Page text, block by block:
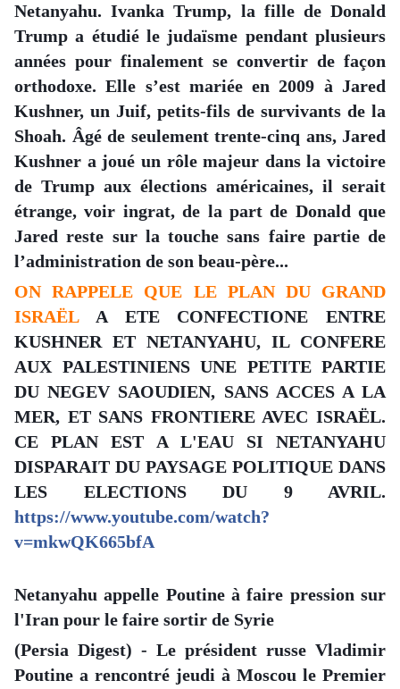
Netanyahu. Ivanka Trump, la fille de Donald
Trump a étudié le judaïsme pendant plusieurs
années pour finalement se convertir de façon
orthodoxe. Elle s’est mariée en 2009 à Jared
Kushner, un Juif, petits-fils de survivants de la
Shoah. Âgé de seulement trente-cinq ans, Jared
Kushner a joué un rôle majeur dans la victoire
de Trump aux élections américaines, il serait
étrange, voir ingrat, de la part de Donald que
Jared reste sur la touche sans faire partie de
l’administration de son beau-père...
ON RAPPELE QUE LE PLAN DU GRAND
ISRAËLA ETE CONFECTIONE ENTRE
KUSHNER ET NETANYAHU, IL CONFERE
AUX PALESTINIENS UNE PETITE PARTIE
DU NEGEV SAOUDIEN, SANS ACCES A LA
MER, ET SANS FRONTIERE AVEC ISRAËL.
CE PLAN EST A L'EAU SI NETANYAHU
DISPARAIT DU PAYSAGE POLITIQUE DANS
LES ELECTIONS DU 9 AVRIL.
https://www.youtube.com/watch?
v=mkwQK665bfA
Netanyahu appelle Poutine à faire pression sur
l'Iran pour le faire sortir de Syrie
(Persia Digest) - Le président russe Vladimir
Poutine a rencontré jeudi à Moscou le Premier